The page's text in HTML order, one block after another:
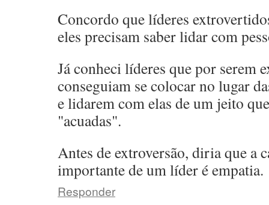
Concordo que líderes
eles precisam saber lidar com
Já conheci líderes que por serem
conseguiam se colocar no lugar
e lidarem com elas de um jeito
"acuadas".
Antes de extroversão, diria que a
importante de um líder é empatia.
Responder